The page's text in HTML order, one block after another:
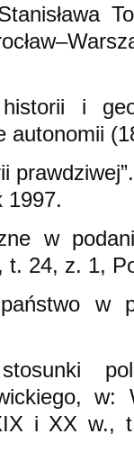
i
autonomii
1997.
w
t. 24, z. 1,
w
w:
i XX w.,